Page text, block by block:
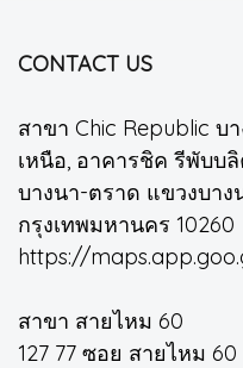
CONTACT US
สาขา Chic Republic บ
เหนือ, อาคารชิค รีพับบ
บางนา-ตราด แขวงบาง
กรุงเทพมหานคร 10260
https://
สาขา สายไหม 60
127 77 ซอย สายไหม